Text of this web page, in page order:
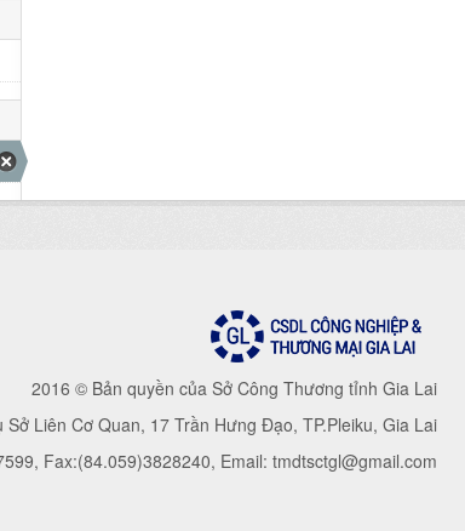
2016 © Bản quyền của Sở Công Thương tỉnh Gia Lai
Liên Cơ Quan, 17 Trần Hưng Đạo, TP.Pleiku, Gia Lai
Fax:(84.059)3828240, Email: tmdtsctgl@gmail.com